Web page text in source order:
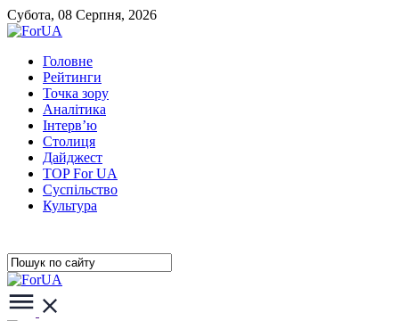
Субота, 08 Серпня, 2026
Головне
Рейтинги
Точка зору
Аналітика
Інтерв’ю
Столиця
Дайджест
TOP For UA
Суспiльство
Культура